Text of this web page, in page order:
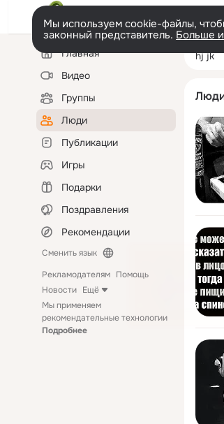
Мы используем cookie-файлы,
законный представитель. Больше
Левая
колонкаГлавная
Видео
Группы
Люди
Публикации
Игры
Подарки
Поздравления
Рекомендации
Сменить язык
Рекламодателям Помощь
Новости Ещё
Мы применяем
рекомендательные технологии
Подробнее
hj jk